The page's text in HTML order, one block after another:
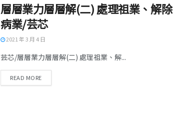
層層業力層層解(二) 處理祖業、解除
病業/芸芯
2021 年 3 月 4 日
芸芯/層層業力層層解(二) 處理祖業、解...
READ MORE